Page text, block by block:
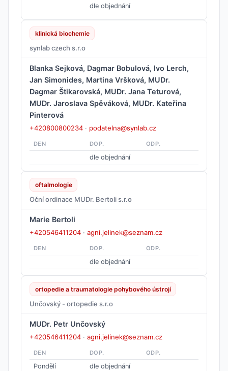
dle objednání
klinická biochemie
synlab czech s.r.o
Blanka Sejková, Dagmar Bobulová, Ivo Lerch,
Jan Simonides, Martina Vršková, MUDr.
Dagmar Štikarovská, MUDr. Jana Teturová,
MUDr. Jaroslava Spěváková, MUDr. Kateřina
Pinterová
+420800800234 · podatelna@synlab.cz
DEN DOP. ODP.
dle objednání
oftalmologie
Oční ordinace MUDr. Bertoli s.r.o
Marie Bertoli
+420546411204 · agni.jelinek@seznam.cz
DEN DOP. ODP.
dle objednání
ortopedie a traumatologie pohybového ústrojí
Unčovský - ortopedie s.r.o
MUDr. Petr Unčovský
+420546411204 · agni.jelinek@seznam.cz
DEN DOP. ODP.
Pondělí
dle objednání